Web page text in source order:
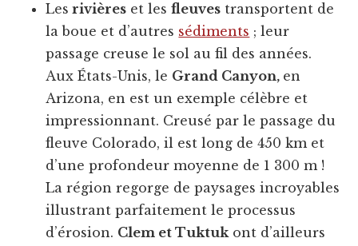
Les rivières et lesfleuves transportent de
la boue et d’autres sédiments ; leur
passage creuse le sol au fil des années.
Aux États-Unis, le Grand Canyon, en
Arizona, en est un exemple célèbre et
impressionnant. Creusé par le passage du
fleuve Colorado, il est long de 450 km et
d’une profondeur moyenne de 1 300 m !
La région regorge de paysages incroyables
illustrant parfaitement le processus
d’érosion. Clem et Tuktukont d’ailleurs